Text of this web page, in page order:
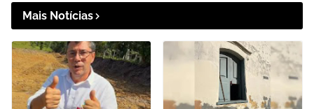
Mais Notícias